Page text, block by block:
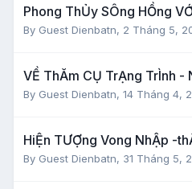
Phong ThỦy SÔng HỒng
By Guest Dienbatn, 2 Tháng 5,
VỀ ThĂm CỤ TrẠng TrÌnh -
By Guest Dienbatn, 14 Tháng 4,
HiỆn TƯỢng Vong NhẬp -
By Guest Dienbatn, 31 Tháng 5,